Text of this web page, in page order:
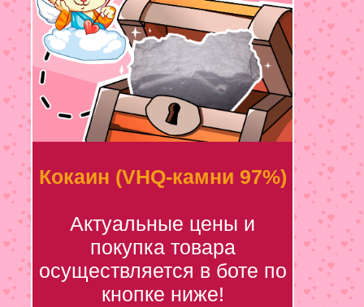
Кокаин (VHQ-камни 97%)
Актуальные цены и
покупка товара
осуществляется в боте по
кнопке ниже!